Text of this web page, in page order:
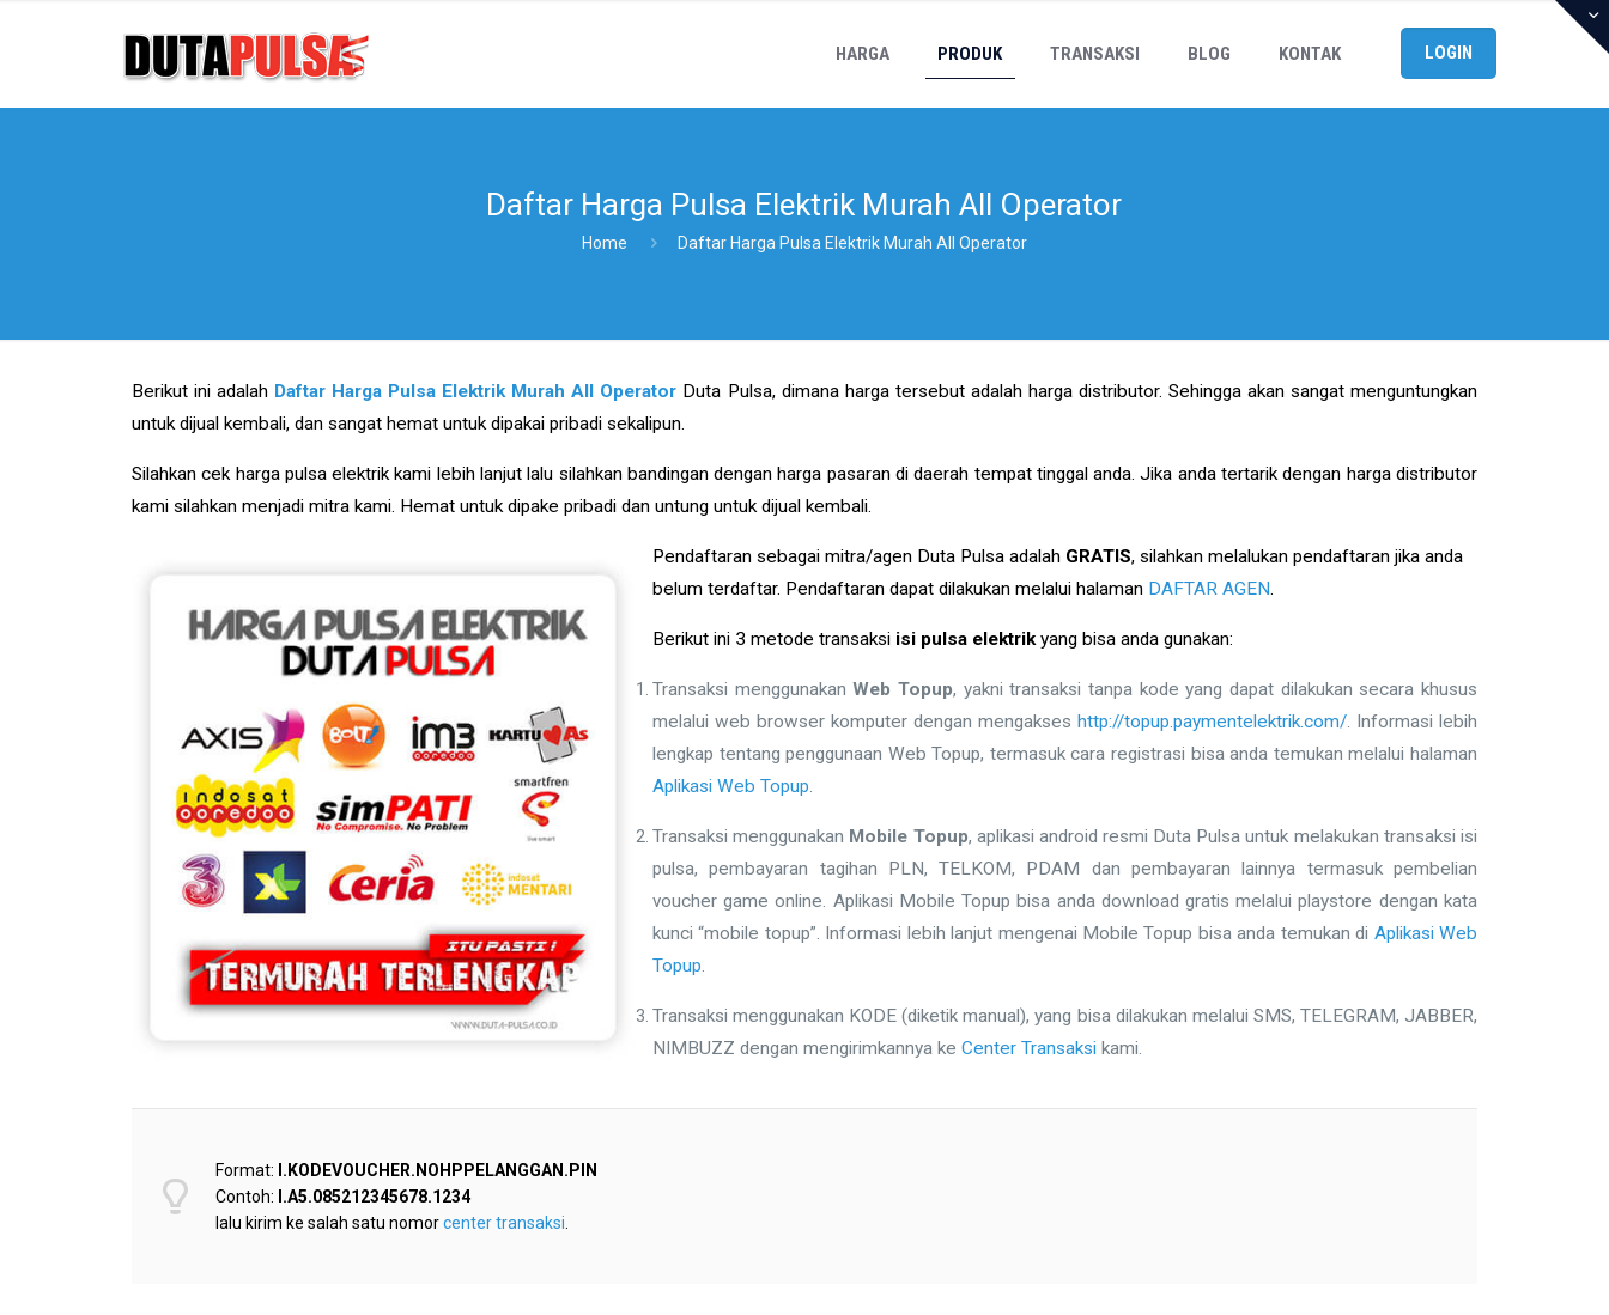
HARGA PRODUK TRANSAKSI BLOG KONTAK LOGIN
Daftar Harga Pulsa Elektrik Murah All Operator
Home Daftar Harga Pulsa Elektrik Murah All Operator
Berikut ini adalah Daftar Harga Pulsa Elektrik Murah All Operator Duta Pulsa, dimana harga tersebut adalah harga distributor. Sehingga akan sangat menguntungkan
untuk dijual kembali, dan sangat hemat untuk dipakai pribadi sekalipun.
Silahkan cek harga pulsa elektrik kami lebih lanjut lalu silahkan bandingan dengan harga pasaran di daerah tempat tinggal anda. Jika anda tertarik dengan harga distributor
kami silahkan menjadi mitra kami. Hemat untuk dipake pribadi dan untung untuk dijual kembali.
Pendaftaran sebagai mitra/agen Duta Pulsa adalah GRATIS, silahkan melalukan pendaftaran jika anda
belum terdaftar. Pendaftaran dapat dilakukan melalui halaman DAFTAR AGEN.
Berikut ini 3 metode transaksi isi pulsa elektrikyang bisa anda gunakan:
Transaksi menggunakanWeb Topup, yakni transaksi tanpa kode yang dapat dilakukan secara khusus
melalui web browser komputer dengan mengakses http://topup.paymentelektrik.com/. Informasi lebih
lengkap tentang penggunaan Web Topup, termasuk cara registrasi bisa anda temukan melalui halaman
Aplikasi Web Topup.
Transaksi menggunakan Mobile Topup, aplikasi android resmi Duta Pulsa untuk melakukan transaksi isi
pulsa, pembayaran tagihan PLN, TELKOM, PDAM dan pembayaran lainnya termasuk pembelian
voucher game online. Aplikasi Mobile Topup bisa anda download gratis melalui playstore dengan kata
kunci “mobile topup”. Informasi lebih lanjut mengenai Mobile Topup bisa anda temukan di Aplikasi Web
Topup.
Transaksi menggunakan KODE (diketik manual), yang bisa dilakukan melalui SMS, TELEGRAM, JABBER,
NIMBUZZ dengan mengirimkannya keCenter Transaksi kami.
Format: I.KODEVOUCHER.NOHPPELANGGAN.PIN
Contoh: I.A5.085212345678.1234
lalu kirim ke salah satu nomorcenter transaksi